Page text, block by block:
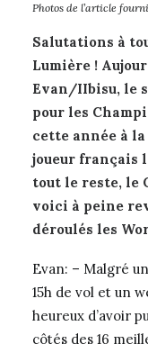
Photos de l’article
Salutations à
Lumière !
Evan/IIbisu, le
pour les
cette année à
joueur français
tout le reste, le
voici à peine
déroulés les
Evan: – Malgré
15h de vol et un
heureux d’avoir
côtés des 16